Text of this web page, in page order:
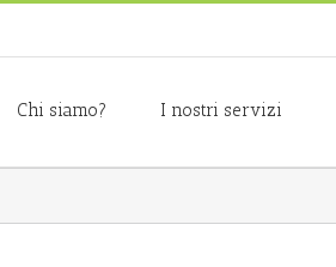
Chi siamo? I nostri servizi